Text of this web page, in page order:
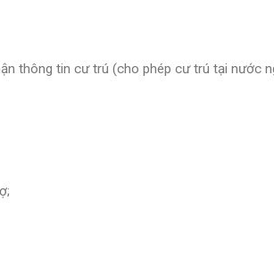
thông tin cư trú (cho phép cư trú tại nước